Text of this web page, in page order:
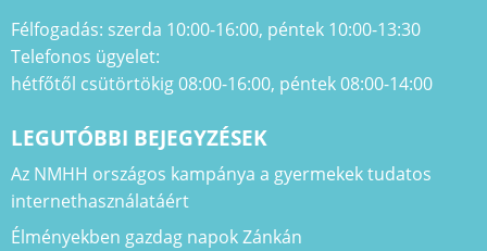
Félfogadás: szerda 10:00-16:00, péntek 10:00-13:30
Telefonos ügyelet:
hétfőtől csütörtökig 08:00-16:00, péntek 08:00-14:00
LEGUTÓBBI BEJEGYZÉSEK
Az NMHH országos kampánya a gyermekek tudatos
internethasználatáért
Élményekben gazdag napok Zánkán